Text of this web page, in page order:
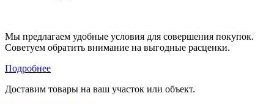
Мы предлагаем удобные условия для совершения покупок.
Советуем обратить внимание на выгодные расценки.
Подробнее
Доставим товары на ваш участок или объект.